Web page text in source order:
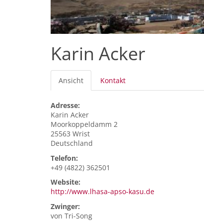
Karin Acker
Primäre
Reiter
Ansicht (aktiver
Reiter)
Kontakt
Adresse:
Karin Acker
Moorkoppeldamm 2
25563 Wrist
Deutschland
Telefon:
+49 (4822) 362501
Website:
http://www.lhasa-apso-kasu.de
Zwinger:
von Tri-Song